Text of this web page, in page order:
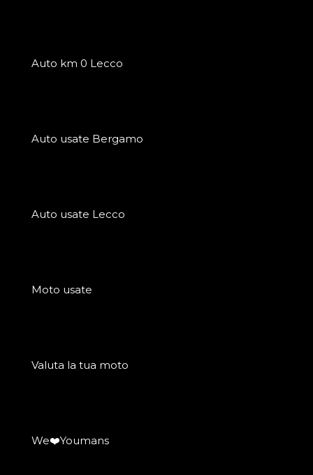
Auto km 0 Lecco
Auto usate Bergamo
Auto usate Lecco
Moto usate
Valuta la tua moto
We❤️Youmans